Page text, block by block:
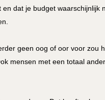
dat je budget waarschijnlijk
geen oog of oor voor zou
mensen met een totaal